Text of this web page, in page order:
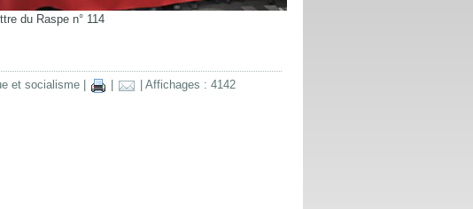
du Raspe n° 114
et socialisme | Affichages : 4142